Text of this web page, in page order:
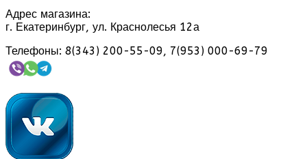
Адрес магазина:
г. Екатеринбург, ул. Краснолесья 12а
Телефоны: 8(343) 200-55-09, 7(953) 000-69-79